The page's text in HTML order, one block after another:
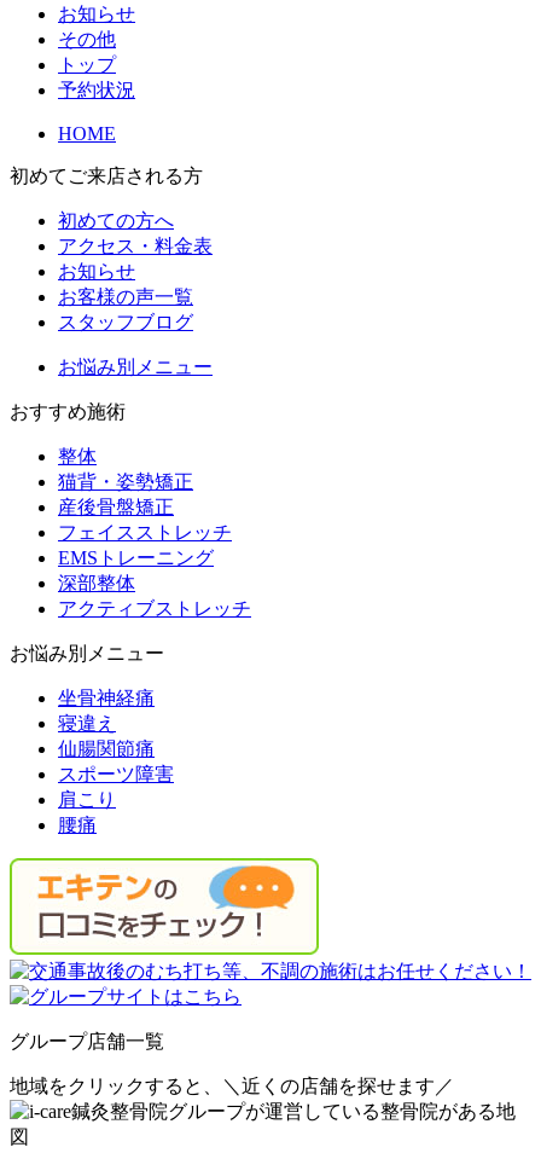
お知らせ
その他
トップ
予約状況
HOME
初めてご来店される方
初めての方へ
アクセス・料金表
お知らせ
お客様の声一覧
スタッフブログ
お悩み別メニュー
おすすめ施術
整体
猫背・姿勢矯正
産後骨盤矯正
フェイスストレッチ
EMSトレーニング
深部整体
アクティブストレッチ
お悩み別メニュー
坐骨神経痛
寝違え
仙腸関節痛
スポーツ障害
肩こり
腰痛
グループ店舗一覧
地域をクリックすると、 ＼近くの店舗を探せます／